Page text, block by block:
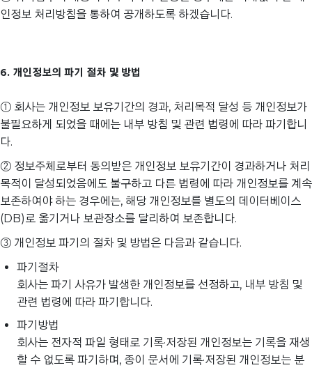
인정보 처리방침을 통하여 공개하도록 하겠습니다.
6. 개인정보의 파기 절차 및 방법
① 회사는 개인정보 보유기간의 경과, 처리목적 달성 등 개인정보가
불필요하게 되었을 때에는 내부 방침 및 관련 법령에 따라 파기합니
다.
② 정보주체로부터 동의받은 개인정보 보유기간이 경과하거나 처리
목적이 달성되었음에도 불구하고 다른 법령에 따라 개인정보를 계속
보존하여야 하는 경우에는, 해당 개인정보를 별도의 데이터베이스
(DB)로 옮기거나 보관장소를 달리하여 보존합니다.
③ 개인정보 파기의 절차 및 방법은 다음과 같습니다.
파기절차
회사는 파기 사유가 발생한 개인정보를 선정하고, 내부 방침 및
관련 법령에 따라 파기합니다.
파기방법
회사는 전자적 파일 형태로 기록·저장된 개인정보는 기록을 재생
할 수 없도록 파기하며, 종이 문서에 기록·저장된 개인정보는 분